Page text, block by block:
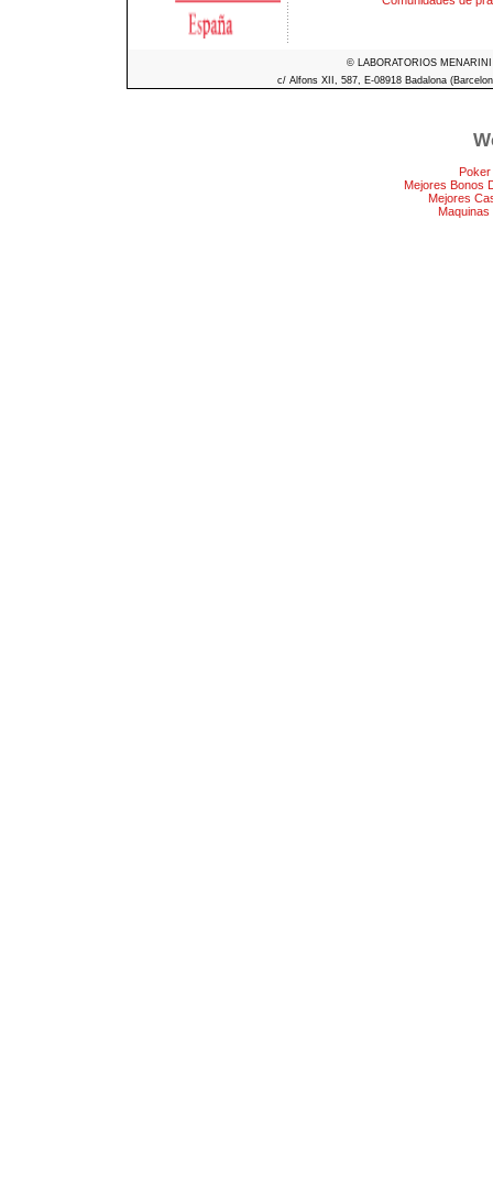
© LABORATORIOS
c/ Alfons XII, 587, E-08918 Badalona
Mejores Bonos
Mejores